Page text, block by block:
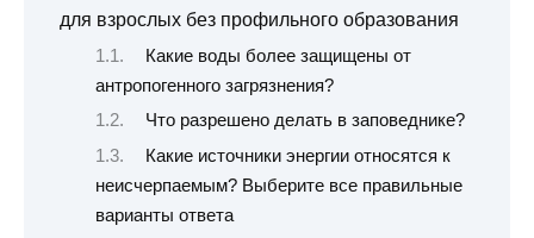
для взрослых без профильного образования
Какие воды более защищены от
антропогенного загрязнения?
Что разрешено делать в заповеднике?
Какие источники энергии относятся к
неисчерпаемым? Выберите все правильные
варианты ответа